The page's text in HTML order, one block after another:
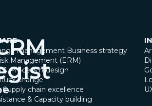
management Business strategy
Management (ERM)
Process redesign
change
Supply chain excellence
& Capacity building